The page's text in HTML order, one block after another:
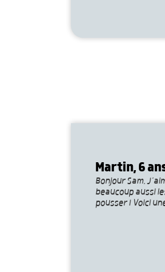
Martin, 6
Bonjour Sam,
beaucoup aussi
pousser ! Voici